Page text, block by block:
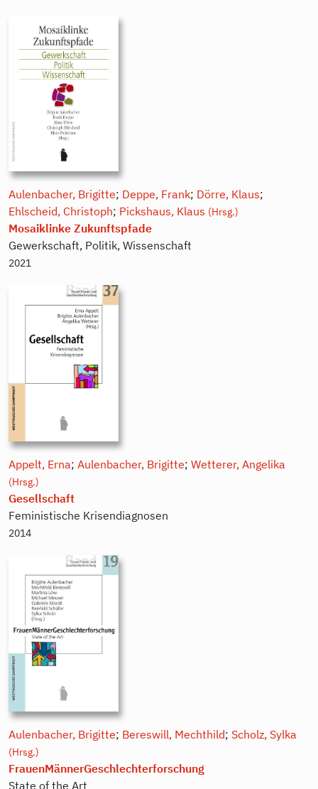
Aulenbacher, Brigitte; Deppe, Frank; Dörre, Klaus;
Ehlscheid, Christoph; Pickshaus, Klaus (Hrsg.)
Mosaiklinke Zukunftspfade
Gewerkschaft, Politik, Wissenschaft
2021
Appelt, Erna; Aulenbacher, Brigitte; Wetterer, Angelika
(Hrsg.)
Gesellschaft
Feministische Krisendiagnosen
2014
Aulenbacher, Brigitte; Bereswill, Mechthild; Scholz, Sylka
(Hrsg.)
FrauenMännerGeschlechterforschung
State of the Art